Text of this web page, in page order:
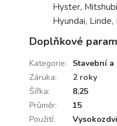
Hyster,
Hyundai, Linde,
Doplňkové
Kategorie:
Stavební
Záruka:
2 roky
Šířka:
8,25
Průměr:
15
Použití: